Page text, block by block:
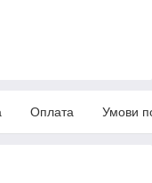
Оплата Умови